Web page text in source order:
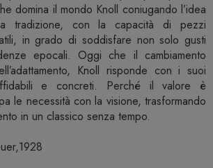
domina il mondo Knoll coniugando l’idea
tradizione, con la capacità di pezzi
in grado di soddisfare non solo gusti
epocali. Oggi che il cambiamento
Knoll risponde con i suoi
e concreti. Perché il valore è
le necessità con la visione, trasformando
in un classico senza tempo.